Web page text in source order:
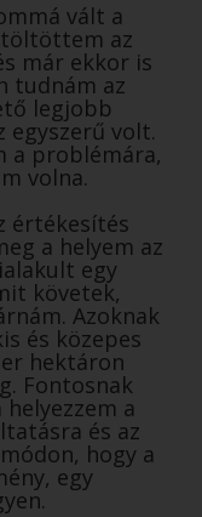
vált a
töltöttem az
már ekkor is
tudnám az
legjobb
egyszerű volt.
a problémára,
volna.
értékesítés
a helyem az
egy
követek,
Azoknak
és közepes
hektáron
Fontosnak
a
és az
hogy a
egy